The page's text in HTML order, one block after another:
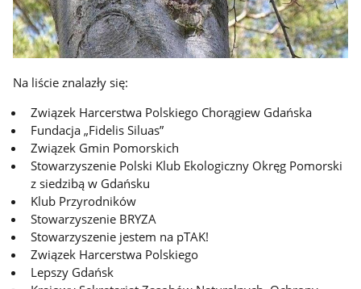
Na liście znalazły się:
Związek Harcerstwa Polskiego Chorągiew Gdańska
Fundacja „Fidelis Siluas”
Związek Gmin Pomorskich
Stowarzyszenie Polski Klub Ekologiczny Okręg Pomorski
z siedzibą w Gdańsku
Klub Przyrodników
Stowarzyszenie BRYZA
Stowarzyszenie jestem na pTAK!
Związek Harcerstwa Polskiego
Lepszy Gdańsk